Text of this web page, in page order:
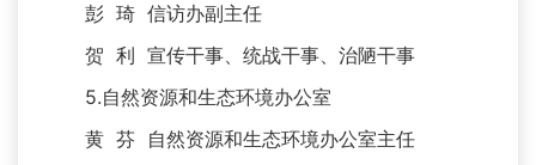
彭 琦 信访办副主任
贺 利 宣传干事、统战干事、治陋干事
5.自然资源和生态环境办公室
黄 芬 自然资源和生态环境办公室主任